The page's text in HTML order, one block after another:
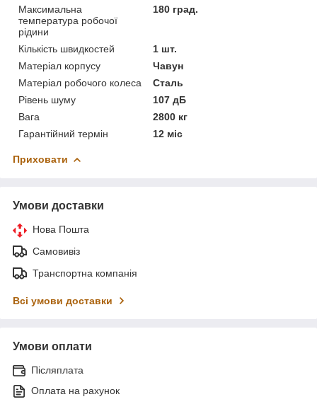
Максимальна
температура робочої
рідини
180 град.
Кількість швидкостей
1 шт.
Матеріал корпусу
Чавун
Матеріал робочого колеса
Сталь
Рівень шуму
107 дБ
Вага
2800 кг
Гарантійний термін
12 міс
Приховати
Умови доставки
Нова Пошта
Самовивіз
Транспортна компанія
Всі умови доставки
Умови оплати
Післяплата
Оплата на рахунок